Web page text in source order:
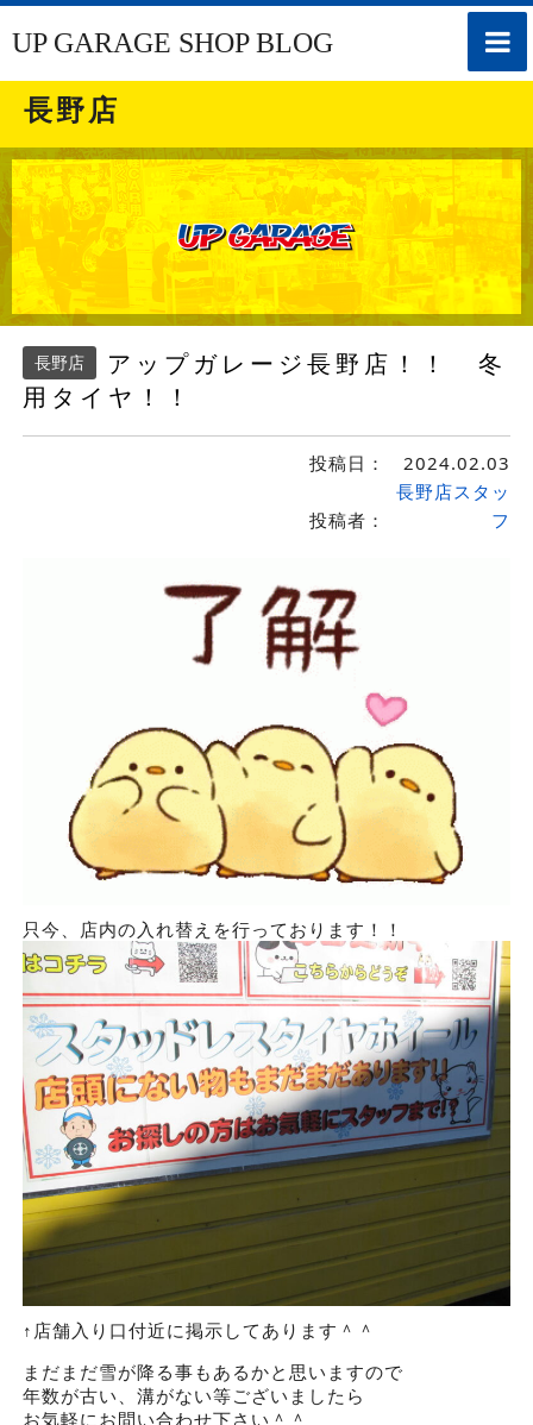
toggle
UP GARAGE SHOP BLOG
長野店
長野店
アップガレージ長野店！！ 冬
用タイヤ！！
投稿日： 2024.02.03
投稿者：
長野店スタッ
フ
只今、店内の入れ替えを行っております！！
↑店舗入り口付近に掲示してあります＾＾
まだまだ雪が降る事もあるかと思いますので
年数が古い、溝がない等ございましたら
お気軽にお問い合わせ下さい＾＾